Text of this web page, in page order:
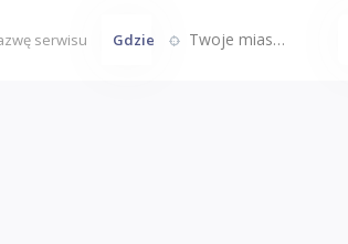
Gdzie Twoje miasto...